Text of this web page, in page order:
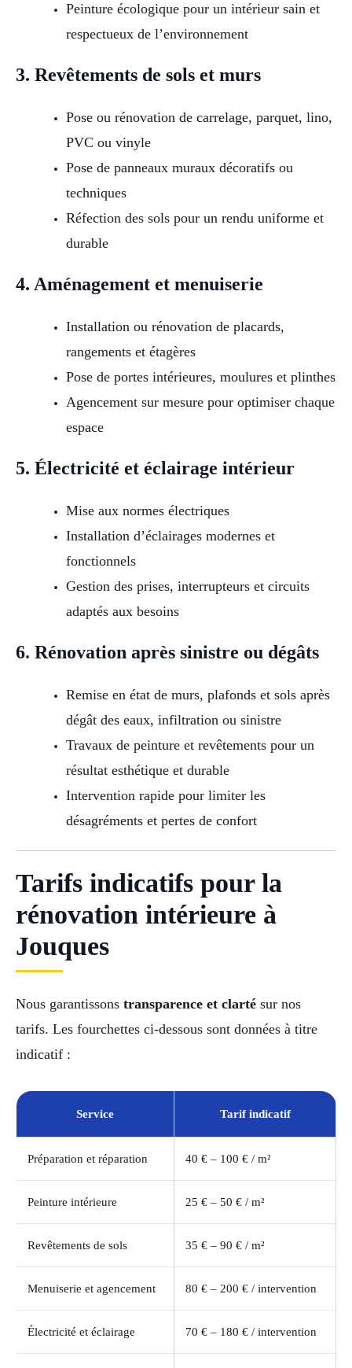
Peinture écologique pour un intérieur sain et
respectueux de l’environnement
3. Revêtements de sols et murs
Pose ou rénovation de carrelage, parquet, lino,
PVC ou vinyle
Pose de panneaux muraux décoratifs ou
techniques
Réfection des sols pour un rendu uniforme et
durable
4. Aménagement et menuiserie
Installation ou rénovation de placards,
rangements et étagères
Pose de portes intérieures, moulures et plinthes
Agencement sur mesure pour optimiser chaque
espace
5. Électricité et éclairage intérieur
Mise aux normes électriques
Installation d’éclairages modernes et
fonctionnels
Gestion des prises, interrupteurs et circuits
adaptés aux besoins
6. Rénovation après sinistre ou dégâts
Remise en état de murs, plafonds et sols après
dégât des eaux, infiltration ou sinistre
Travaux de peinture et revêtements pour un
résultat esthétique et durable
Intervention rapide pour limiter les
désagréments et pertes de confort
Tarifs indicatifs pour la
rénovation intérieure à
Jouques
Nous garantissons transparence et clarté sur nos
tarifs. Les fourchettes ci-dessous sont données à titre
indicatif :
Service Tarif indicatif
Préparation et réparation 40 € – 100 € / m²
Peinture intérieure 25 € – 50 € / m²
Revêtements de sols 35 € – 90 € / m²
Menuiserie et agencement 80 € – 200 € / intervention
Électricité et éclairage 70 € – 180 € / intervention